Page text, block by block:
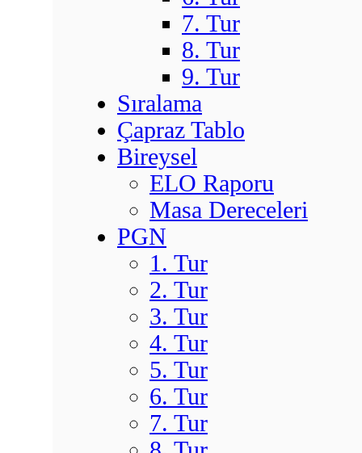
7. Tur
8. Tur
9. Tur
Sıralama
Çapraz Tablo
Bireysel
ELO Raporu
Masa Dereceleri
PGN
1. Tur
2. Tur
3. Tur
4. Tur
5. Tur
6. Tur
7. Tur